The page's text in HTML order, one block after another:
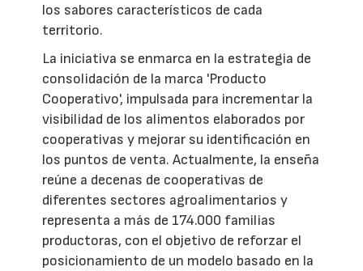
los sabores característicos de cada
territorio.
La iniciativa se enmarca en la estrategia de
consolidación de la marca 'Producto
Cooperativo', impulsada para incrementar la
visibilidad de los alimentos elaborados por
cooperativas y mejorar su identificación en
los puntos de venta. Actualmente, la enseña
reúne a decenas de cooperativas de
diferentes sectores agroalimentarios y
representa a más de 174.000 familias
productoras, con el objetivo de reforzar el
posicionamiento de un modelo basado en la